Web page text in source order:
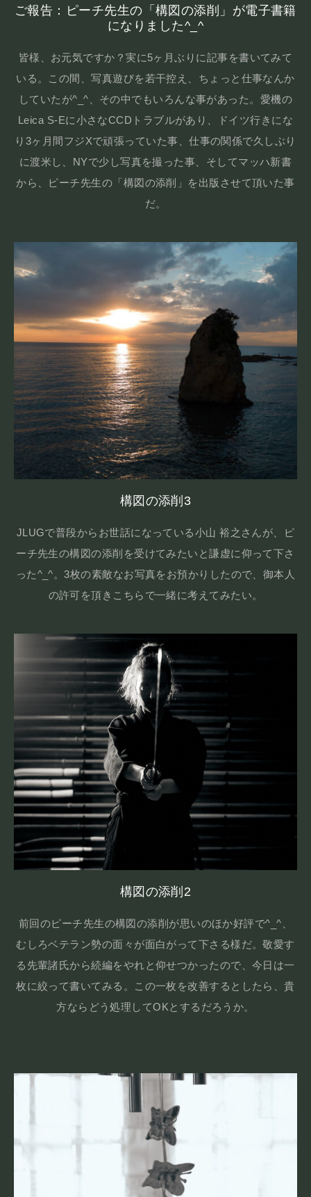
ご報告：ピーチ先生の「構図の添削」が電子書籍
になりました^_^
皆様、お元気ですか？実に5ヶ月ぶりに記事を書いてみて
いる。この間、写真遊びを若干控え、ちょっと仕事なんか
していたが^_^、その中でもいろんな事があった。愛機の
Leica S-Eに小さなCCDトラブルがあり、ドイツ行きにな
り3ヶ月間フジXで頑張っていた事、仕事の関係で久しぶり
に渡米し、NYで少し写真を撮った事、そしてマッハ新書
から、ピーチ先生の「構図の添削」を出版させて頂いた事
だ。
構図の添削3
JLUGで普段からお世話になっている小山 裕之さんが、ピ
ーチ先生の構図の添削を受けてみたいと謙虚に仰って下さ
った^_^。3枚の素敵なお写真をお預かりしたので、御本人
の許可を頂きこちらで一緒に考えてみたい。
構図の添削2
前回のピーチ先生の構図の添削が思いのほか好評で^_^、
むしろベテラン勢の面々が面白がって下さる様だ。敬愛す
る先輩諸氏から続編をやれと仰せつかったので、今日は一
枚に絞って書いてみる。この一枚を改善するとしたら、貴
方ならどう処理してOKとするだろうか。